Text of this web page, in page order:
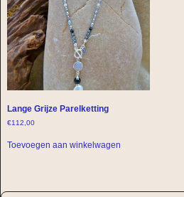
Lange Grijze Parelketting
€112,00
Toevoegen aan winkelwagen